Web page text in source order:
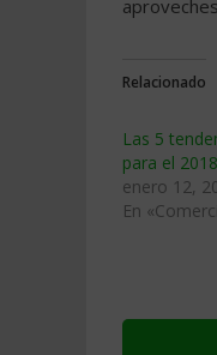
Relacionado
Las 5
para el 2018
enero 12,
En